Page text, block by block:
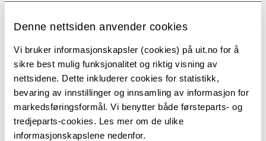
Denne nettsiden anvender cookies
Vi bruker informasjonskapsler (cookies) på uit.no for å
sikre best mulig funksjonalitet og riktig visning av
nettsidene. Dette inkluderer cookies for statistikk,
bevaring av innstillinger og innsamling av informasjon for
markedsføringsformål. Vi benytter både førsteparts- og
tredjeparts-cookies. Les mer om de ulike
informasjonskapslene nedenfor.
– Han er min store helt, og han ble kjent
besøkte USA, smiler Olsvik, og forteller at
Kvittingen hadde med seg enorme
mengder penicillin til Tromsø, noe som
gjorde den indremedisinske avdelingen ved
Tromsø sykehus til Norges ledende innen
penicillinbehandling i Norge.